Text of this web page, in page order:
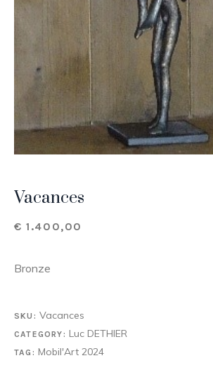
Vacances
€ 1.400,00
Bronze
SKU: Vacances
CATEGORY: Luc DETHIER
TAG: Mobil'Art 2024